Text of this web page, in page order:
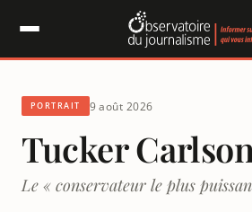
Observatoire
PORTRAIT 9 août 2026
Tucker Carlson
Le « conservateur le plus
Panneau de gestion des cookies